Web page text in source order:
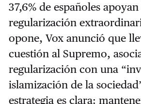
37,6% de españoles
regularización
opone, Vox anunció que
cuestión al Supremo,
regularización con una
islamización de la
estrategia es clara: